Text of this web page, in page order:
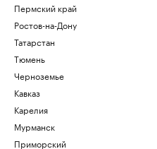
Пермский край
Ростов-на-Дону
Татарстан
Тюмень
Черноземье
Кавказ
Карелия
Мурманск
Приморский